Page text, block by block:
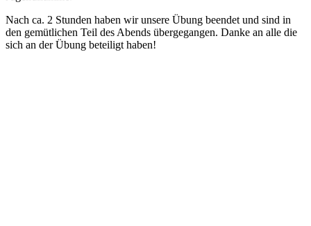
Nach ca. 2 Stunden haben wir unsere Übung beendet und sind in
den gemütlichen Teil des Abends übergegangen. Danke an alle die
sich an der Übung beteiligt haben!